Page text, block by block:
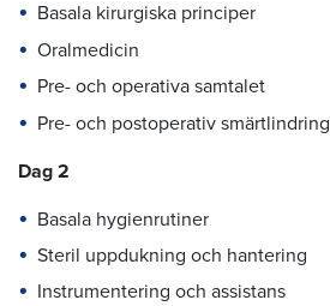
Basala kirurgiska principer
Oralmedicin
Pre- och operativa samtalet
Pre- och postoperativ smärtlindring
Dag 2
Basala hygienrutiner
Steril uppdukning och hantering
Instrumentering och assistans